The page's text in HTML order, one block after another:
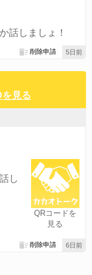
話しましょ！
5日前
削除申請
見る
QRコードを
見る
し
6日前
削除申請